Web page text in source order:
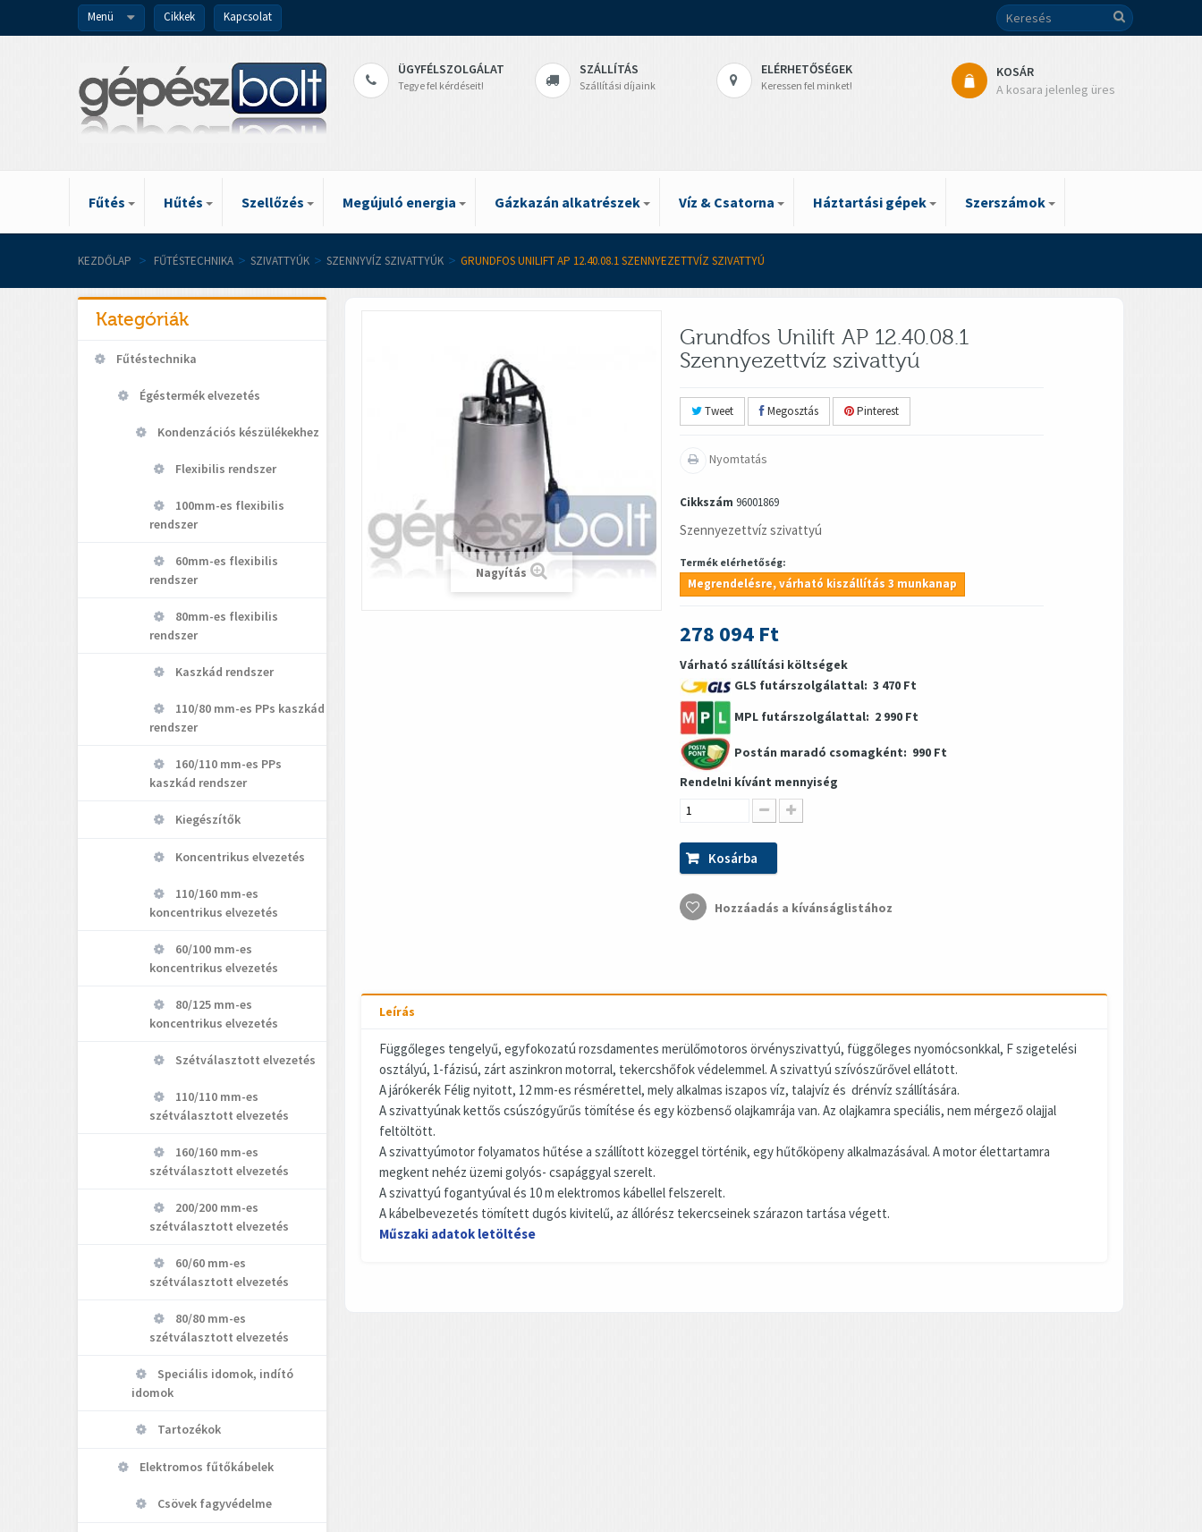
Menü Cikkek Kapcsolat
ÜGYFÉLSZOLGÁLAT
Tegye fel kérdéseit!
SZÁLLÍTÁS
Szállítási díjaink
ELÉRHETŐSÉGEK
Keressen fel minket!
KOSÁR
A kosara jelenleg üres
Fűtés Hűtés Szellőzés Megújuló energia Gázkazán alkatrészek Víz & Csatorna Háztartási gépek Szerszámok
KEZDŐLAP > FŰTÉSTECHNIKA > SZIVATTYÚK > SZENNYVÍZ SZIVATTYÚK > GRUNDFOS UNILIFT AP 12.40.08.1 SZENNYEZETTVÍZ SZIVATTYÚ
Kategóriák
Fűtéstechnika
Égéstermék elvezetés
Kondenzációs készülékekhez
Flexibilis rendszer
100mm-es flexibilis
rendszer
60mm-es flexibilis
rendszer
80mm-es flexibilis
rendszer
Kaszkád rendszer
110/80 mm-es PPs kaszkád
rendszer
160/110 mm-es PPs
kaszkád rendszer
Kiegészítők
Koncentrikus elvezetés
110/160 mm-es
koncentrikus elvezetés
60/100 mm-es
koncentrikus elvezetés
80/125 mm-es
koncentrikus elvezetés
Szétválasztott elvezetés
110/110 mm-es
szétválasztott elvezetés
160/160 mm-es
szétválasztott elvezetés
200/200 mm-es
szétválasztott elvezetés
60/60 mm-es
szétválasztott elvezetés
80/80 mm-es
szétválasztott elvezetés
Speciális idomok, indító
idomok
Tartozékok
Elektromos fűtőkábelek
Csövek fagyvédelme
Nagyítás
Grundfos Unilift AP 12.40.08.1
Szennyezettvíz szivattyú
Tweet Megosztás Pinterest
Nyomtatás
Cikkszám 96001869
Szennyezettvíz szivattyú
Termék elérhetőség:
Megrendelésre, várható kiszállítás 3 munkanap
278 094 Ft
Várható szállítási költségek
GLS futárszolgálattal: 3 470 Ft
MPL futárszolgálattal: 2 990 Ft
Postán maradó csomagként: 990 Ft
Rendelni kívánt mennyiség
Kosárba
Hozzáadás a kívánságlistához
Leírás
Függőleges tengelyű, egyfokozatú rozsdamentes merülőmotoros örvényszivattyú, függőleges nyomócsonkkal, F szigetelési
osztályú, 1-fázisú, zárt aszinkron motorral, tekercshőfok védelemmel. A szivattyú szívószűrővel ellátott.
A járókerék Félig nyitott, 12 mm-es résmérettel, mely alkalmas iszapos víz, talajvíz és drénvíz szállítására.
A szivattyúnak kettős csúszógyűrűs tömítése és egy közbenső olajkamrája van. Az olajkamra speciális, nem mérgező olajjal
feltöltött.
A szivattyúmotor folyamatos hűtése a szállított közeggel történik, egy hűtőköpeny alkalmazásával. A motor élettartamra
megkent nehéz üzemi golyós- csapággyal szerelt.
A szivattyú fogantyúval és 10 m elektromos kábellel felszerelt.
A kábelbevezetés tömített dugós kivitelű, az állórész tekercseinek szárazon tartása végett.
Műszaki adatok letöltése